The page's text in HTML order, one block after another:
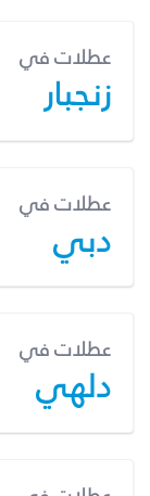
عطلات في
زنجبار
عطلات في
دبي
عطلات في
دلهي